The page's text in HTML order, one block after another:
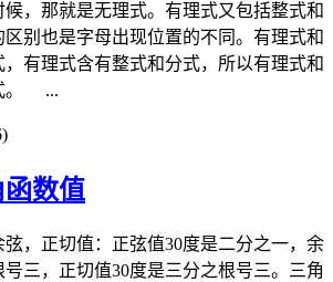
，那就是无理式。有理式又包括整式和
别也是字母出现位置的不同。有理式和
有理式含有整式和分式，所以有理式和
。 ...
函数值
正切值：正弦值30度是二分之一，余
三，正切值30度是三分之根号三。三角